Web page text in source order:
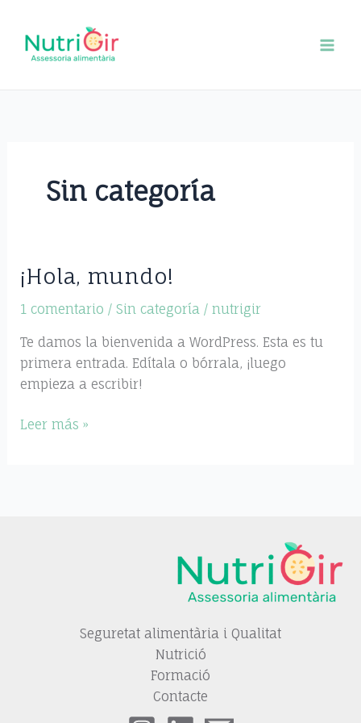
contenido
Sin categoría
¡Hola, mundo!
1 comentario / Sin categoría/ nutrigir
Te damos la bienvenida a WordPress. Esta es tu
primera entrada. Edítala o bórrala, ¡luego
empieza a escribir!
¡Hola,
Leer más »
Seguretat alimentària i Qualitat
Nutrició
Formació
Contacte